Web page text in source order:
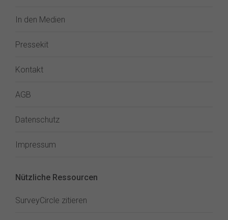
In den Medien
Pressekit
Kontakt
AGB
Datenschutz
Impressum
Nützliche Ressourcen
SurveyCircle zitieren